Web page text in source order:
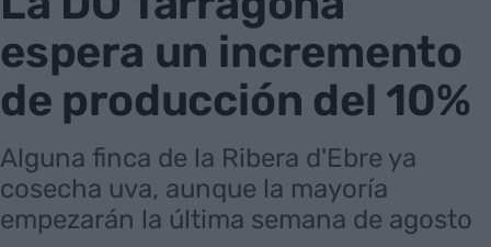
espera un incremento
de producción del 10%
Alguna finca de la Ribera d'Ebre ya
cosecha uva, aunque la mayoría
empezarán la última semana de agosto